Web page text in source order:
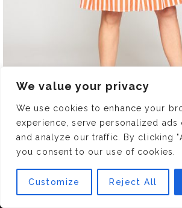
We value your privacy
We use cookies to enhance your
experience, serve personalized ads
and analyze our traffic. By clicking
you consent to our use of cookies.
Customize Reject All
Nous utilisons des cookies pour vous
expérience sur notre site. Si vous
dernier, nous considérerons que vous
cookies.
OK